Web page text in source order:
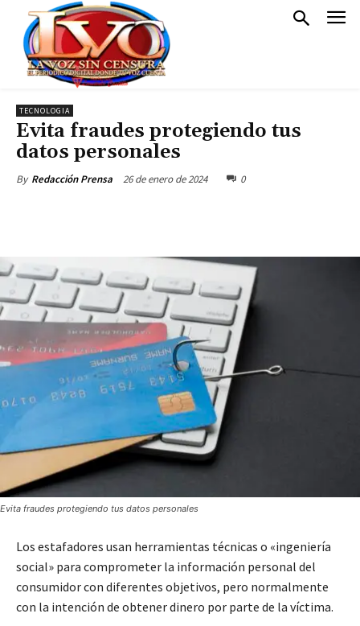
TECNOLOGIA
Evita fraudes protegiendo tus
datos personales
By Redacción Prensa 26 de enero de 2024 0
Evita fraudes protegiendo tus datos personales
Los estafadores usan herramientas técnicas o «ingeniería
social» para comprometer la información personal del
consumidor con diferentes objetivos, pero normalmente
con la intención de obtener dinero por parte de la víctima.